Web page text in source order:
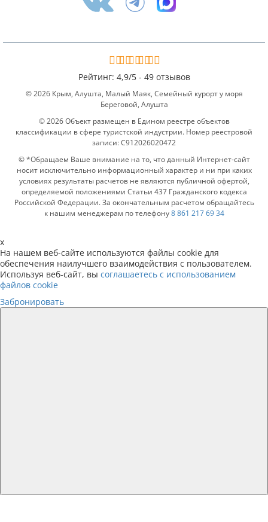
Рейтинг: 4,9/5 - 49 отзывов
© 2026 Крым, Алушта, Малый Маяк, Семейный курорт у моря
Береговой, Алушта
© 2026 Объект размещен в Едином реестре объектов
классификации в сфере туристской индустрии. Номер реестровой
записи: С912026020472
© *Обращаем Ваше внимание на то, что данный Интернет-сайт
носит исключительно информационный характер и ни при каких
условиях результаты расчетов не являются публичной офертой,
определяемой положениями Статьи 437 Гражданского кодекса
Российской Федерации. За окончательным расчетом обращайтесь
к нашим менеджерам по телефону8 861 217 69 34
x
На нашем веб-сайте используются файлы cookie для
обеспечения наилучшего взаимодействия с пользователем.
Используя веб-сайт, вы соглашаетесь с использованием
файлов cookie
Забронировать